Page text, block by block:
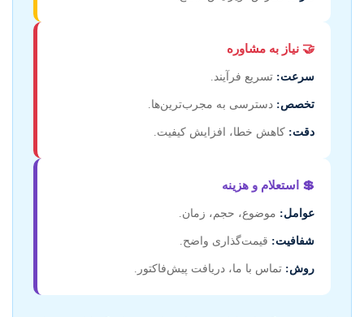
🤝 نیاز به مشاوره
سرعت: تسریع فرآیند.
تخصص: دسترسی به مجرب‌ترین‌ها.
دقت: کاهش خطا، افزایش کیفیت.
💲 استعلام و هزینه
عوامل: موضوع، حجم، زمان.
شفافیت: قیمت‌گذاری واضح.
روش: تماس با ما، دریافت پیش‌فاکتور.